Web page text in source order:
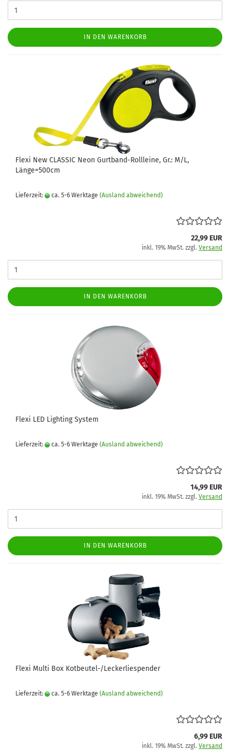
IN DEN WARENKORB
Flexi New CLASSIC Neon Gurtband-Rollleine, Gr.: M/L,
Länge=500cm
Lieferzeit: ca. 5-6 Werktage (Ausland abweichend)
22,99 EUR
inkl. 19% MwSt. zzgl. Versand
IN DEN WARENKORB
Flexi LED Lighting System
Lieferzeit: ca. 5-6 Werktage (Ausland abweichend)
14,99 EUR
inkl. 19% MwSt. zzgl. Versand
IN DEN WARENKORB
Flexi Multi Box Kotbeutel-/Leckerliespender
Lieferzeit: ca. 5-6 Werktage (Ausland abweichend)
6,99 EUR
inkl. 19% MwSt. zzgl. Versand